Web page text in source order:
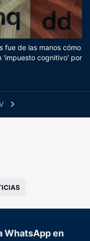
fue de las manos cómo
'impuesto cognitivo' por
WhatsApp en